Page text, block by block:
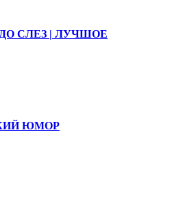
СЛЕЗ | ЛУЧШОЕ
ЮМОР